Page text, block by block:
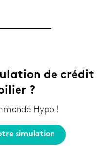
de crédit
?
Hypo !
simulation